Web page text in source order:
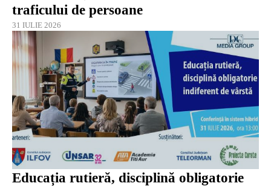
traficului de persoane
31 IULIE 2026
Educația rutieră, disciplină obligatorie